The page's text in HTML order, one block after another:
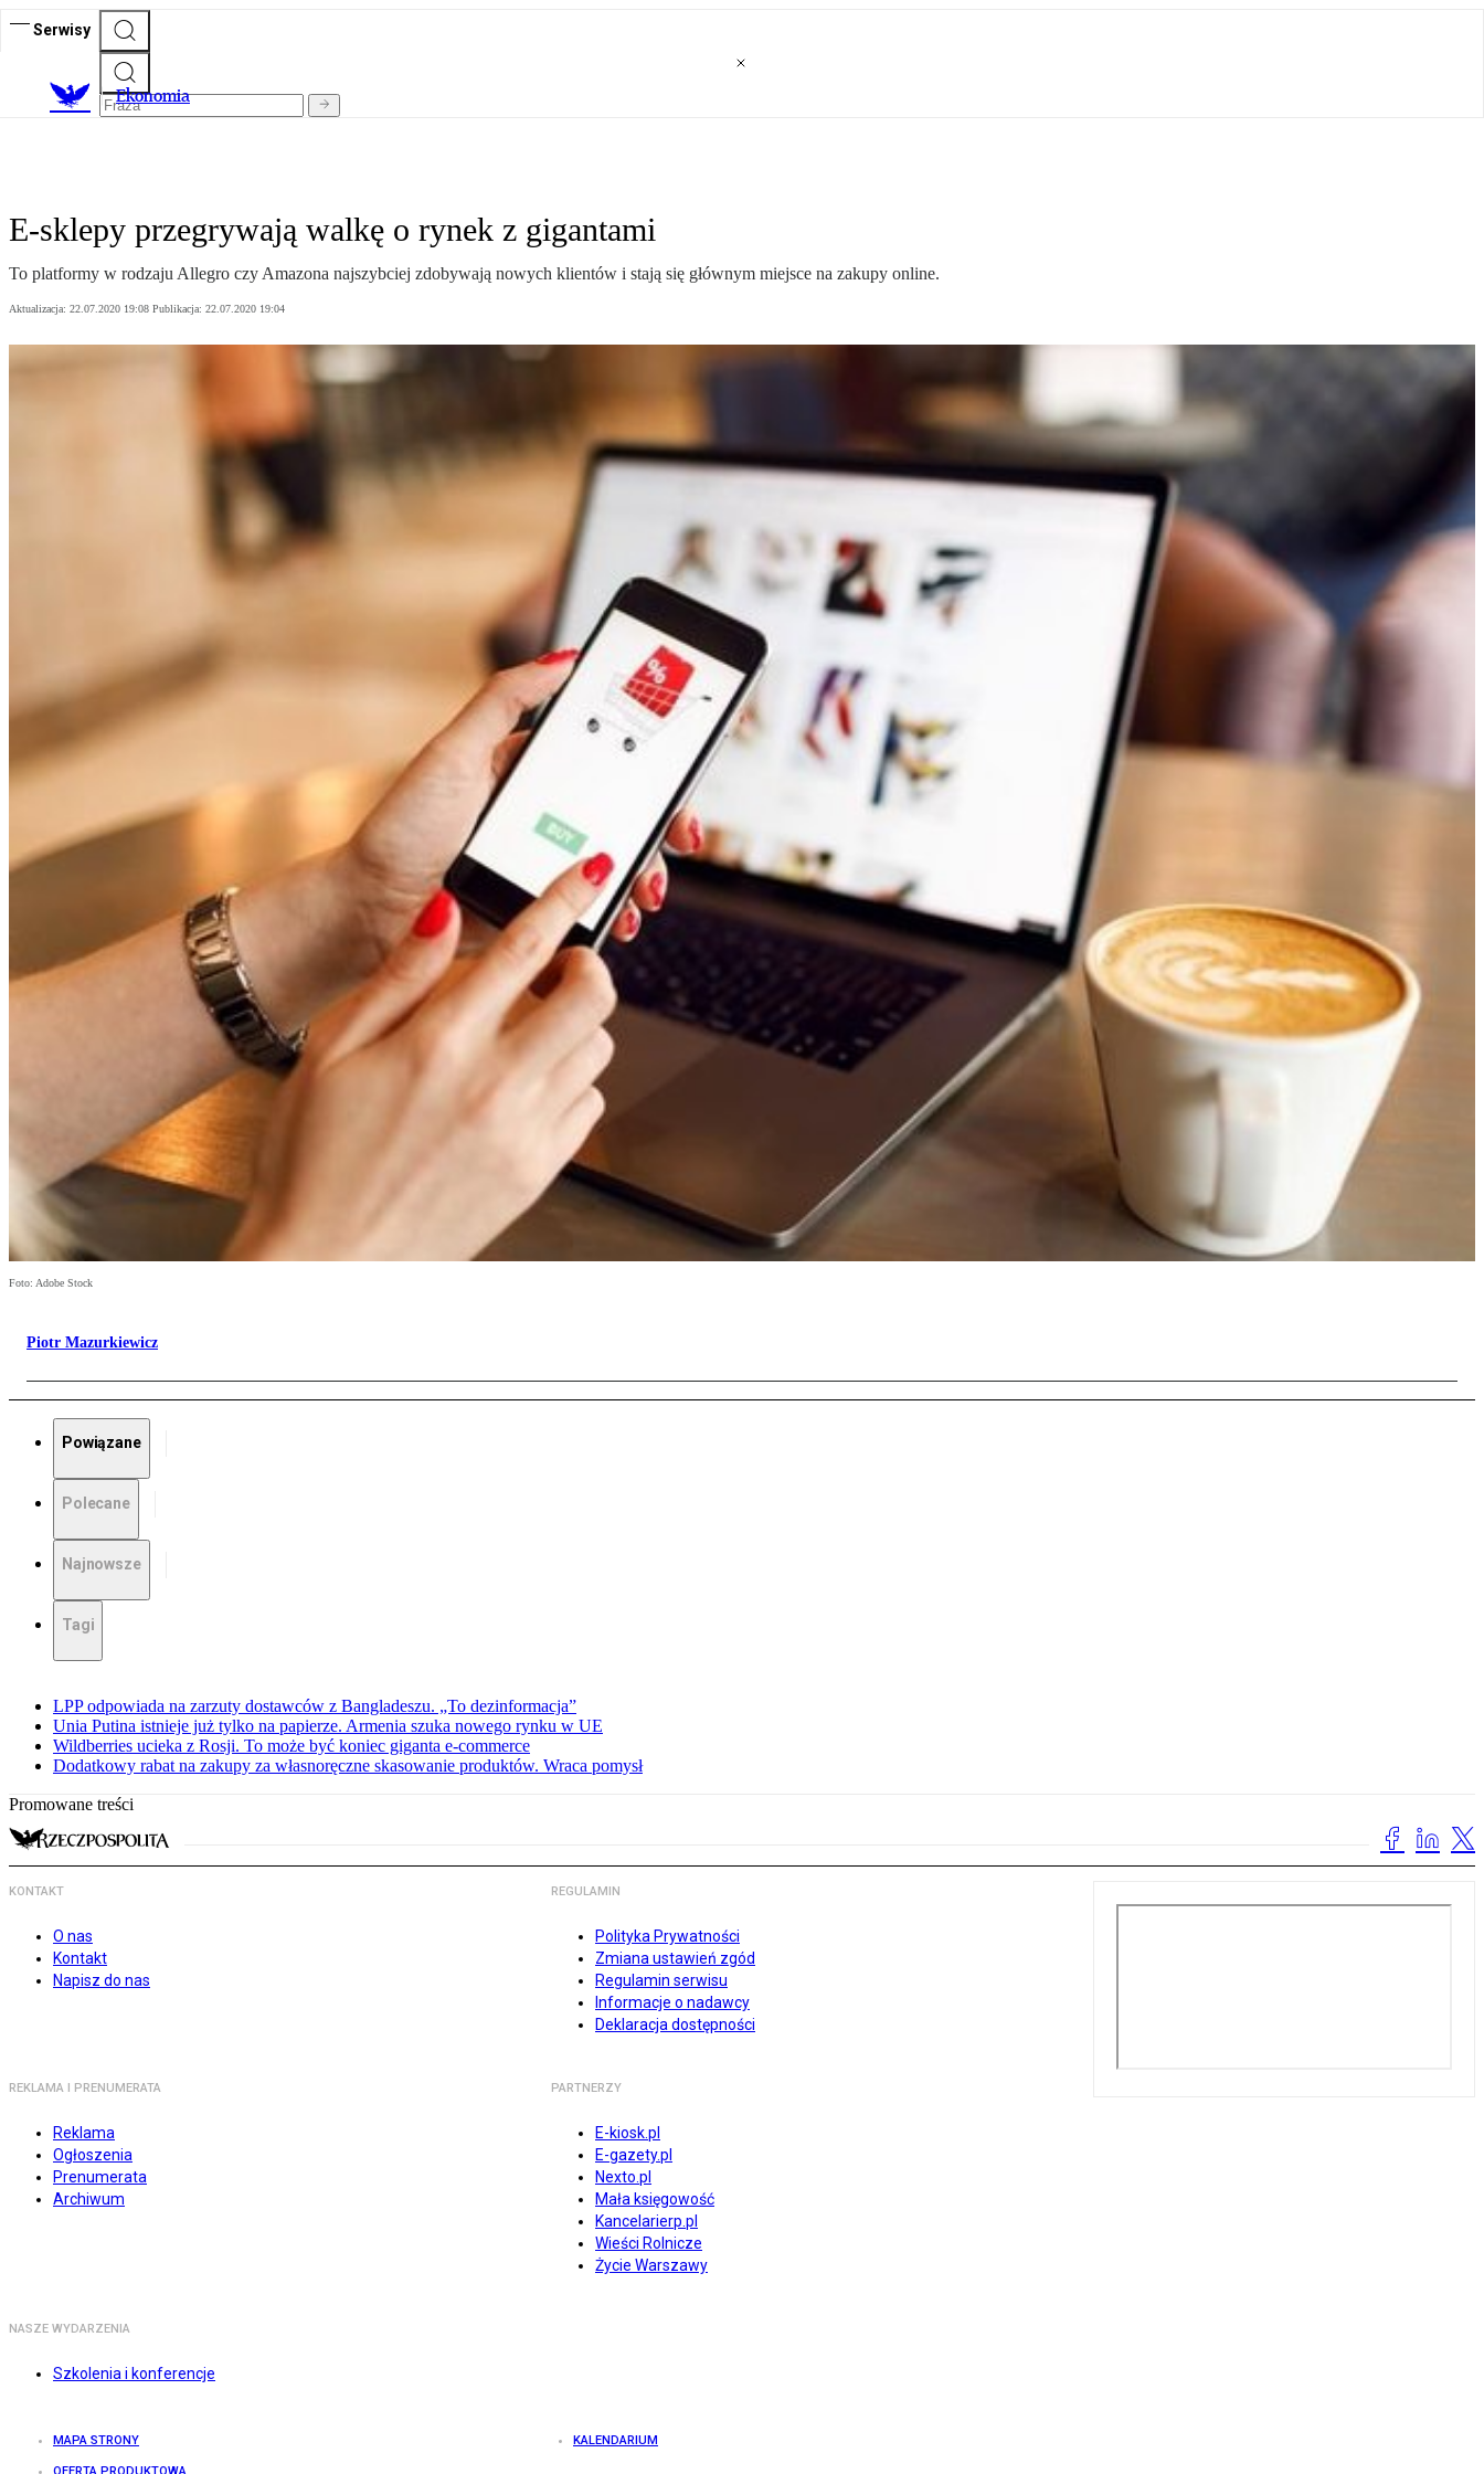
Serwisy
Ekonomia
E-sklepy przegrywają walkę o rynek z gigantami
To platformy w rodzaju Allegro czy Amazona najszybciej zdobywają nowych klientów i stają się głównym miejsce na zakupy online.
Aktualizacja: 22.07.2020 19:08 Publikacja: 22.07.2020 19:04
Foto: Adobe Stock
Piotr Mazurkiewicz
Powiązane
Polecane
Najnowsze
Tagi
LPP odpowiada na zarzuty dostawców z Bangladeszu. „To dezinformacja”
Unia Putina istnieje już tylko na papierze. Armenia szuka nowego rynku w UE
Wildberries ucieka z Rosji. To może być koniec giganta e-commerce
Dodatkowy rabat na zakupy za własnoręczne skasowanie produktów. Wraca pomysł
Promowane treści
KONTAKT
O nas
Kontakt
Napisz do nas
REGULAMIN
Polityka Prywatności
Zmiana ustawień zgód
Regulamin serwisu
Informacje o nadawcy
Deklaracja dostępności
REKLAMA I PRENUMERATA
Reklama
Ogłoszenia
Prenumerata
Archiwum
PARTNERZY
E-kiosk.pl
E-gazety.pl
Nexto.pl
Mała księgowość
Kancelarierp.pl
Wieści Rolnicze
Życie Warszawy
NASZE WYDARZENIA
Szkolenia i konferencje
MAPA STRONY KALENDARIUM